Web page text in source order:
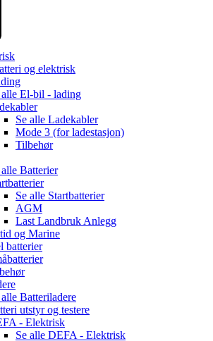
og elektrisk
alle El-bil - lading
Se alle Ladekabler
Mode 3 (for ladestasjon)
Tilbehør
alle Batterier
Se alle Startbatterier
AGM
Last Landbruk Anlegg
og Marine
batterier
alle Batteriladere
utstyr og testere
- Elektrisk
Se alle DEFA - Elektrisk